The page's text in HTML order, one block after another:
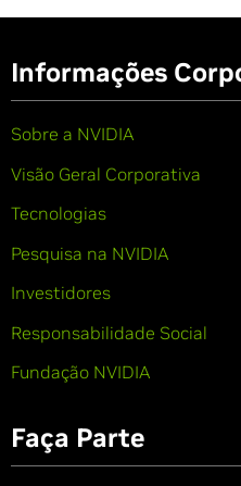
Informações
Sobre a NVIDIA
Visão Geral Corporativa
Tecnologias
Pesquisa na NVIDIA
Investidores
Responsabilidade Social
Fundação NVIDIA
Faça Parte